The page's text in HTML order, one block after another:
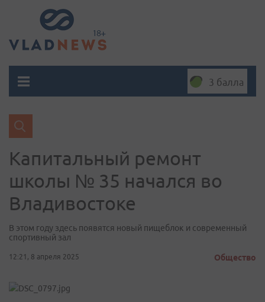
3 балла
Капитальный ремонт
школы № 35 начался во
Владивостоке
В этом году здесь появятся новый пищеблок и современный
спортивный зал
12:21, 8 апреля 2025 Общество